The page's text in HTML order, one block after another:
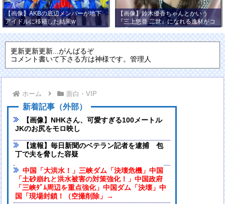
【画像】AKBの底辺メンバーが地下
アイドルに移籍した結果w
【画像】鈴木優香ちゃんとかいう
『三上悠亜 二世』になれる逸材がコ
チラ
更新更新更新...がんばるぞ
コメント書いて下さる方は神様です。管理人
ホーム 面白・VIP
新着記事（外部）
【画像】NHKさん、可愛すぎる100メートル
JKのお尻をモロ映し
【速報】毎日新聞のベテラン記者を逮捕 包
丁で夫を脅した容疑
中国「大洪水！」三峡ダム「決壊危機」中国
「土砂崩れと洪水被害の対策強化！」中国政府
「三峡ﾀﾞﾑ周辺を重点強化」中国ダム「決壊」中
国「現場封鎖！（空撮削除」→